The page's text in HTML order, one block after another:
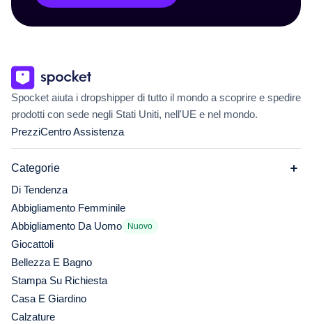
Spocket aiuta i dropshipper di tutto il mondo a scoprire e spedire
prodotti con sede negli Stati Uniti, nell'UE e nel mondo.
PrezziCentro Assistenza
Categorie
Di Tendenza
Abbigliamento Femminile
Abbigliamento Da Uomo
Nuovo
Giocattoli
Bellezza E Bagno
Stampa Su Richiesta
Casa E Giardino
Calzature